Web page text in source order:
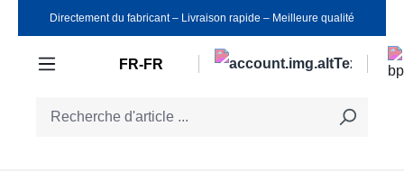
Passer au contenu principal
Directement du fabricant ‒ Livraison rapide ‒ Meilleure qualité
FR-FR